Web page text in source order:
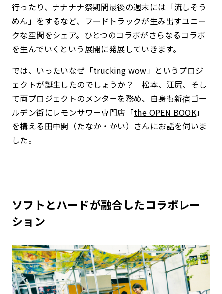
行ったり、ナナナナ祭期間最後の週末には「流しそう
めん」をするなど、フードトラックが生み出すユニー
クな空間をシェア。ひとつのコラボがさらなるコラボ
を生んでいくという展開に発展していきます。
では、いったいなぜ「trucking wow」というプロジ
ェクトが誕生したのでしょうか？ 松本、江尻、そし
て両プロジェクトのメンターを務め、自身も新宿ゴー
ルデン街にレモンサワー専門店「the OPEN BOOK」
を構える田中開（たなか・かい）さんにお話を伺いま
した。
ソフトとハードが融合したコラボレー
ション